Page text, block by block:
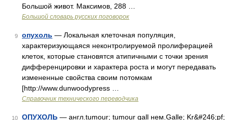
Большой живот. Максимов, 288 …
Большой словарь русских поговорок
9 опухоль — Локальная клеточная популяция,
характеризующаяся неконтролируемой пролиферацией
клеток, которые становятся атипичными с точки зрения
дифференцировки и характера роста и могут передавать
измененные свойства своим потомкам
[http://www.dunwoodypress …
Справочник технического переводчика
10 ОПУХОЛЬ — англ.tumour; tumour gall нем.Galle; Kr&#246;pf;